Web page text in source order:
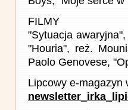
FILMY
"Sytuacja
"Houria", reż.
Paolo Genovese,
Lipcowy e-magazyn